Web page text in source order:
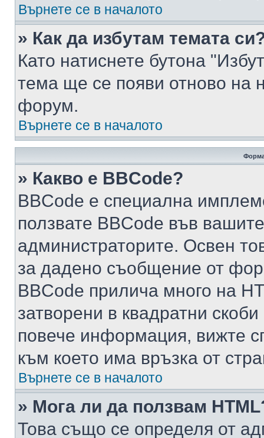
Върнете се в началото
» Как да избутам темата
Като натиснете бутона
тема ще се появи отново на
форум.
Върнете се в началото
» Какво е BBCode?
BBCode е специална
ползвате BBCode във
администраторите. Освен
за дадено съобщение от
BBCode прилича много на
затворени в квадратни
повече информация, вижте
към което има връзка от
Върнете се в началото
» Мога ли да ползвам
Това също се определя от